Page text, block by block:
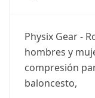
Physix Gear -
hombres y
compresión
baloncesto,